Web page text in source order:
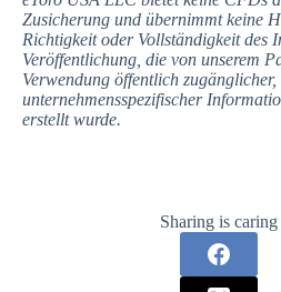
Zusicherung und übernimmt keine
Richtigkeit oder Vollständigkeit des
Veröffentlichung, die von unserem
Verwendung öffentlich
unternehmensspezifischer
erstellt wurde.
Sharing is caring